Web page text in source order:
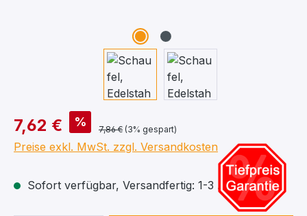
7,62 € %
7,86 € (3% gespart)
Preise exkl. MwSt. zzgl. Versandkosten
Sofort verfügbar, Versandfertig: 1-3 Arbeitstage